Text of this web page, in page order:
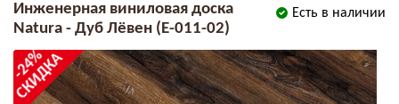
Есть в наличии
Инженерная виниловая доска
Natura - Дуб Лёвен (E-011-02)
-24%
СКИДКА